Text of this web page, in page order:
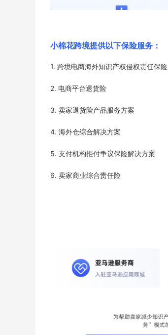
小棉花跨境提供以下保险服务：
1. 跨境电商海外知识产权侵权责任保险
2. 电商平台退货险
3. 卖家退货险产品服务方案
4. 海外仓综合解决方案
5. 支付机构拒付争议保险解决方案
6. 卖家商业综合责任险